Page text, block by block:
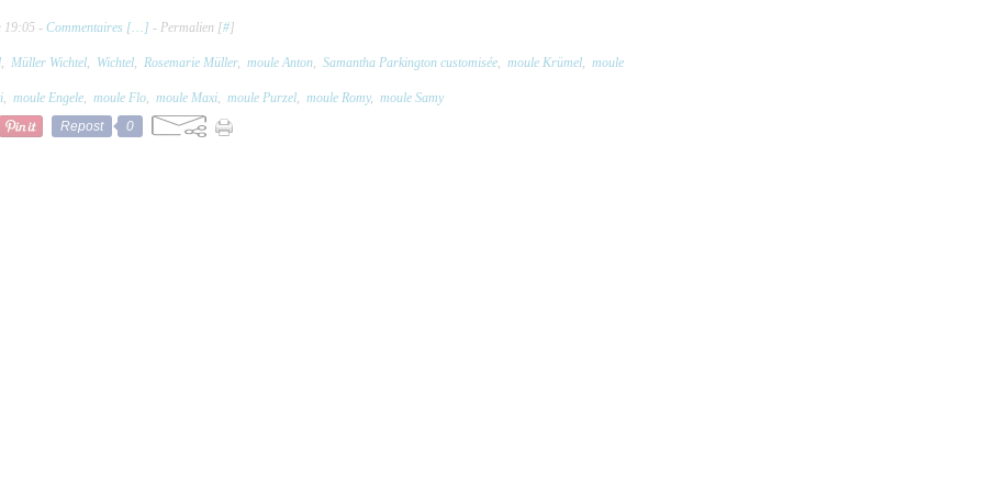
19:05 - Commentaires [… ] - Permalien [#]
, Müller Wichtel, Wichtel, Rosemarie Müller, moule Anton, Samantha Parkington customisée, moule Krümel, moule
, moule Engele, moule Flo, moule Maxi, moule Purzel, moule Romy, moule Samy
Repost
0